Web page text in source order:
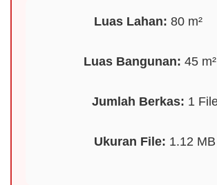
Luas Lahan: 80 m²
Luas Bangunan: 45 m²
Jumlah Berkas: 1
Ukuran File: 1.12 MB